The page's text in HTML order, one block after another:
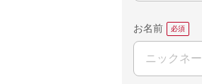
お名前